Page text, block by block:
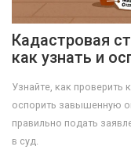
Кадастровая
как узнать и
Узнайте, как
оспорить завышенную
правильно подать
в суд.